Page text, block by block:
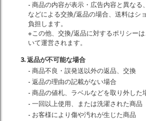
- 商品の内容が表示・広告内容と異なる
などによる交換/返品の場合、送料はシ
負担します。
※この他、交換/返品に対するポリシー
いて運営されます。
3. 返品が不可能な場合
- 商品不良・誤発送以外の返品、交換
- 返品の理由の記載がない場合
- 商品の値札、ラベルなどを取り外した
- 一回以上使用、または洗濯された商品
- お客様により傷や汚れが生じた商品